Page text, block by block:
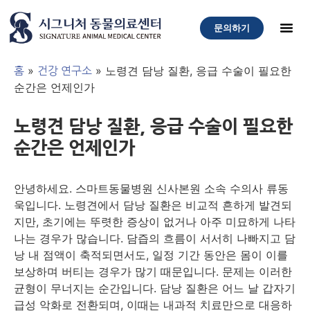
문의하기
홈 » 건강 연구소 » 노령견 담낭 질환, 응급 수술이 필요한
순간은 언제인가
노령견 담낭 질환, 응급 수술이 필요한
순간은 언제인가
안녕하세요. 스마트동물병원 신사본원 소속 수의사 류동
욱입니다. 노령견에서 담낭 질환은 비교적 흔하게 발견되
지만, 초기에는 뚜렷한 증상이 없거나 아주 미묘하게 나타
나는 경우가 많습니다. 담즙의 흐름이 서서히 나빠지고 담
낭 내 점액이 축적되면서도, 일정 기간 동안은 몸이 이를
보상하며 버티는 경우가 많기 때문입니다. 문제는 이러한
균형이 무너지는 순간입니다. 담낭 질환은 어느 날 갑자기
급성 악화로 전환되며, 이때는 내과적 치료만으로 대응하